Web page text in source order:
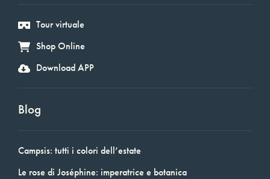
Tour virtuale
Shop Online
Download APP
Blog
Campsis: tutti i colori dell’estate
Le rose di Joséphine: imperatrice e botanica